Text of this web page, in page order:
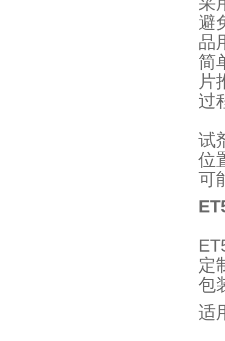
避
品
简
片
过
试
位
可
定
包
适